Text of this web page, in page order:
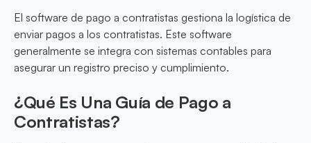
El software de pago a contratistas gestiona la logística de
enviar pagos a los contratistas. Este software
generalmente se integra con sistemas contables para
asegurar un registro preciso y cumplimiento.
¿Qué Es Una Guía de Pago a
Contratistas?